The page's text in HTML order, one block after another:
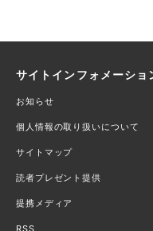
サイトインフォメーショ
お知らせ
個人情報の取り扱いについて
サイトマップ
読者プレゼント提供
提携メディア